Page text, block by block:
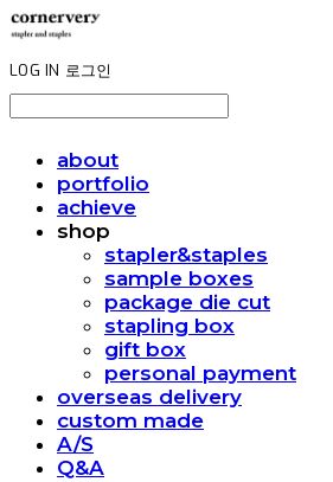
LOG IN 로그인
about
portfolio
achieve
shop
stapler&staples
sample boxes
package die cut
stapling box
gift box
personal payment
overseas delivery
custom made
A/S
Q&A